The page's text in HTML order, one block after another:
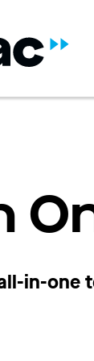
-in-one